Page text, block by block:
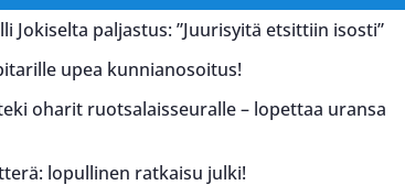
Jokiselta paljastus: ”Juurisyitä etsittiin isosti”
upea kunnianosoitus!
oharit ruotsalaisseuralle – lopettaa uransa
lopullinen ratkaisu julki!